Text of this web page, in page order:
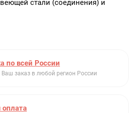
стали (соединения) и
по всей России
заказ в любой регион России
оплата